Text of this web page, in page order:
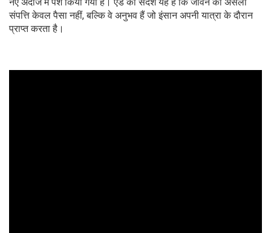
संपत्ति केवल पैसा नहीं, बल्कि वे अनुभव हैं जो इंसान अपनी यात्रा के दौरान
प्राप्त करता है।